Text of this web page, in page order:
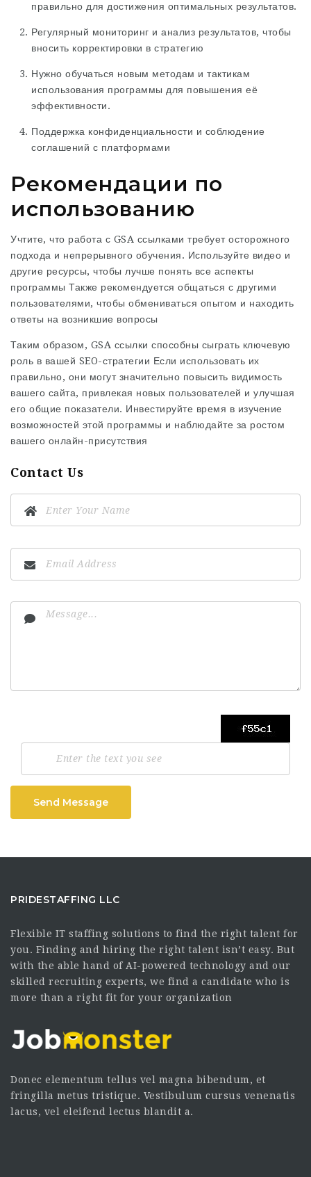
правильно для достижения оптимальных результатов.
Регулярный мониторинг и анализ результатов, чтобы
вносить корректировки в стратегию
Нужно обучаться новым методам и тактикам
использования программы для повышения её
эффективности.
Поддержка конфиденциальности и соблюдение
соглашений с платформами
Рекомендации по
использованию
Учтите, что работа с GSA ссылками требует осторожного
подхода и непрерывного обучения. Используйте видео и
другие ресурсы, чтобы лучше понять все аспекты
программы Также рекомендуется общаться с другими
пользователями, чтобы обмениваться опытом и находить
ответы на возникшие вопросы
Таким образом, GSA ссылки способны сыграть ключевую
роль в вашей SEO-стратегии Если использовать их
правильно, они могут значительно повысить видимость
вашего сайта, привлекая новых пользователей и улучшая
его общие показатели. Инвестируйте время в изучение
возможностей этой программы и наблюдайте за ростом
вашего онлайн-присутствия
Contact Us
Send Message
PRIDESTAFFING LLC
Flexible IT staffing solutions to find the right talent for
you. Finding and hiring the right talent isn’t easy. But
with the able hand of AI-powered technology and our
skilled recruiting experts, we find a candidate who is
more than a right fit for your organization
Donec elementum tellus vel magna bibendum, et
fringilla metus tristique. Vestibulum cursus venenatis
lacus, vel eleifend lectus blandit a.